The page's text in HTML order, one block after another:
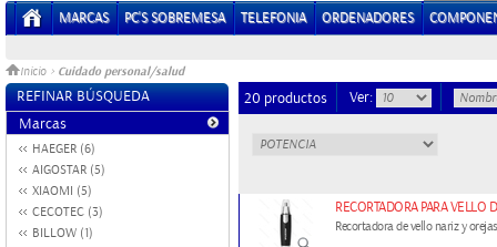
MARCAS PC'S SOBREMESA TELEFONIA ORDENADORES
Inicio > Cuidado personal/salud
REFINAR BÚSQUEDA
Marcas
HAEGER (6)
AIGOSTAR (5)
XIAOMI (5)
CECOTEC (3)
BILLOW (1)
20 productos Ver:
RECORTADORA PARA VELLO
Recortadora de vello nariz y